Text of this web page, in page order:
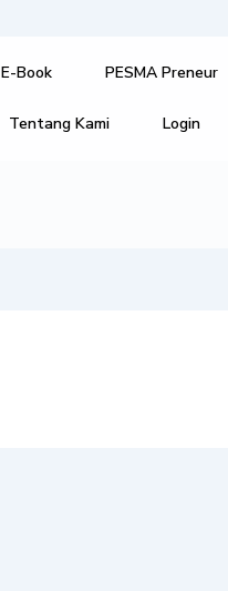
E-Book PESMA Preneur
Tentang Kami Login